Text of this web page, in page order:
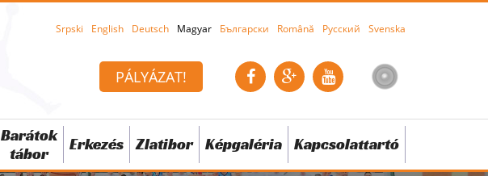
Srpski English Deutsch Magyar Български Română Русский Svenska
PÁLYÁZAT!
Barátok
tábor
Erkezés Zlatibor Képgaléria Kapcsolattartó